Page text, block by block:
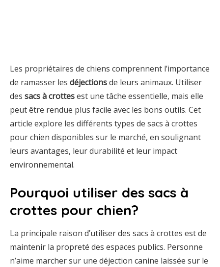
Les propriétaires de chiens comprennent l’importance
de ramasser les déjectionsde leurs animaux. Utiliser
des sacs à crottesest une tâche essentielle, mais elle
peut être rendue plus facile avec les bons outils. Cet
article explore les différents types de sacs à crottes
pour chien disponibles sur le marché, en soulignant
leurs avantages, leur durabilité et leur impact
environnemental.
Pourquoi utiliser des sacs à
crottes pour chien?
La principale raison d’utiliser des sacs à crottes est de
maintenir la propreté des espaces publics. Personne
n’aime marcher sur une déjection canine laissée sur le